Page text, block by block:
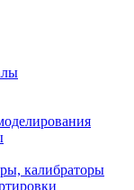
калибраторы